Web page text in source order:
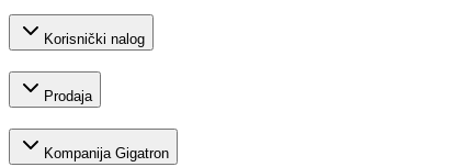
Korisnički nalog
Prodaja
Kompanija Gigatron